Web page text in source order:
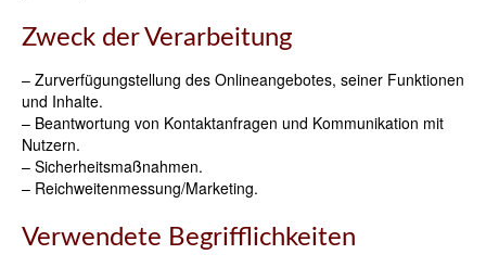
Zweck der Verarbeitung
– Zurverfügungstellung des Onlineangebotes, seiner Funktionen
und Inhalte.
– Beantwortung von Kontaktanfragen und Kommunikation mit
Nutzern.
– Sicherheitsmaßnahmen.
– Reichweitenmessung/Marketing.
Verwendete Begrifflichkeiten